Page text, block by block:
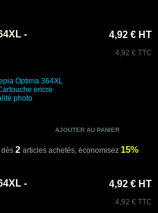
-
Optima 364XL
encre
photo
4,92 € HT
4,92 € TTC
dès 2 articles achetés, économisez 15%
-
4,92 € HT
4,92 € TTC